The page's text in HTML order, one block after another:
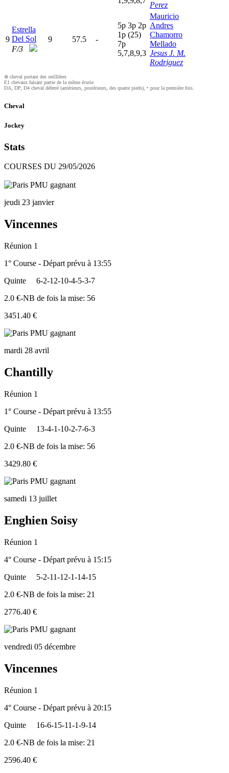
Perez
9
Estrella
Del Sol
F/3
9 57.5 -
5p 3p 2p
1p (25)
7p
5,7,8,9,3
Mauricio
Andres
Chamorro
Mellado
Jesus J. M.
Rodriguez
⊗ cheval portant des oeilllères
E1 chevaux faisant partie de la même écurie
DA, DP, D4 cheval déferré (antérieurs, postérieurs, des quatre pieds), • pour la première fois.
Cheval
Jockey
Stats
COURSES DU 29/05/2026
jeudi 23 janvier
Vincennes
Réunion 1
1° Course - Départ prévu à 13:55
Quinte
6-2-12-10-4-5-3-7
2.0 €-NB de fois la mise: 56
3451.40 €
mardi 28 avril
Chantilly
Réunion 1
1° Course - Départ prévu à 13:55
Quinte
13-4-1-10-2-7-6-3
2.0 €-NB de fois la mise: 56
3429.80 €
samedi 13 juillet
Enghien Soisy
Réunion 1
4° Course - Départ prévu à 15:15
Quinte
5-2-11-12-1-14-15
2.0 €-NB de fois la mise: 21
2776.40 €
vendredi 05 décembre
Vincennes
Réunion 1
4° Course - Départ prévu à 20:15
Quinte
16-6-15-11-1-9-14
2.0 €-NB de fois la mise: 21
2596.40 €